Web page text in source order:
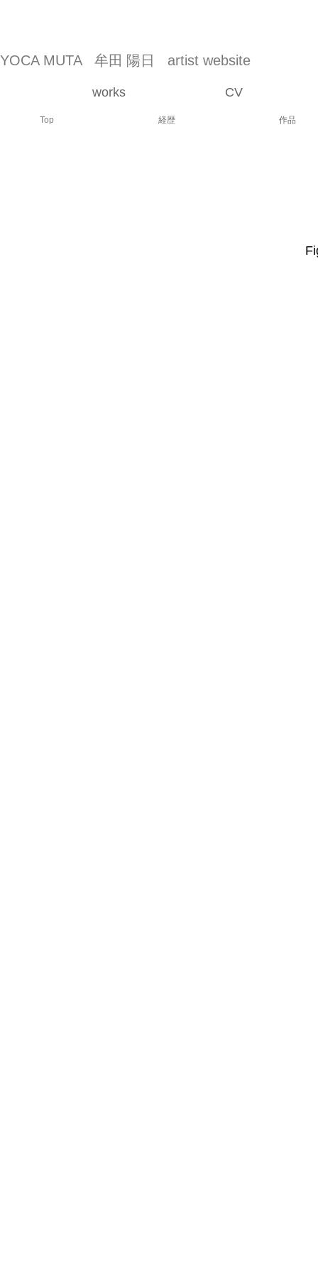
YOCA MUTA 牟田 陽日 artist website
works CV
Top 経歴 作品